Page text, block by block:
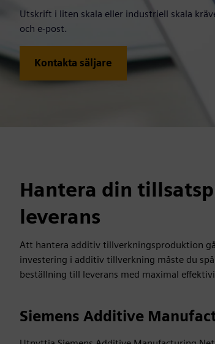
Utskrift i liten skala eller industriell skala
och e-post.
Kontakta säljare
Hantera din
leverans
Att hantera additiv tillverkningsproduktion
investering i additiv tillverkning måste du
beställning till leverans med maximal
Siemens Additive